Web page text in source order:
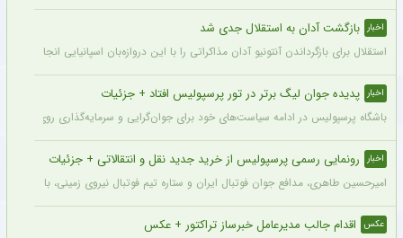
اخبار بازگشت آدان به استقلال جدی شد
استقلال برای بازگرداندن آنتونیو آدان مذاکراتی را با این دروازه‌بان اسپانیایی انجام داده و قرار است مذاکرات اوایل هفته نهایی
اخبار پدیده جوان لیگ برتر در تور پرسپولیس افتاد + جزئیات
باشگاه پرسپولیس در ادامه سیاست‌های خود برای جوان‌گرایی و سرمایه‌گذاری روی استعدادهای آینده فوتبال
اخبار رونمایی رسمی پرسپولیس از خرید جدید نقل و انتقالاتی + جزئیات
امیرحسین طاهری، مدافع جوان فوتبال ایران و ستاره تیم فوتبال نیروی زمینی، با
عکس اقدام جالب مدیرعامل خبرساز تراکتور + عکس